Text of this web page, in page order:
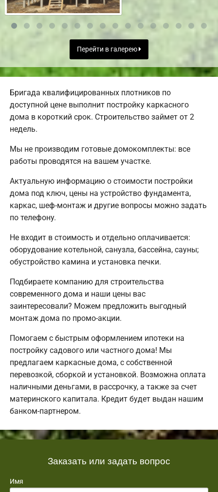
Перейти в галерею
Бригада квалифицированных плотников по
доступной цене выполнит постройку каркасного
дома в короткий срок. Строительство займет от 2
недель.
Мы не производим готовые домокомплекты: все
работы проводятся на вашем участке.
Актуальную информацию о стоимости постройки
дома под ключ, цены на устройство фундамента,
каркас, шеф-монтаж и другие вопросы можно задать
по телефону.
Не входит в стоимость и отдельно оплачивается:
оборудование котельной, санузла, бассейна, сауны;
обустройство камина и установка печки.
Подбираете компанию для строительства
современного дома и наши цены вас
заинтересовали? Можем предложить выгодный
монтаж дома по промо-акции.
Помогаем с быстрым оформлением ипотеки на
постройку садового или частного дома! Мы
предлагаем каркасные дома, с собственной
перевозкой, сборкой и установкой. Возможна оплата
наличными деньгами, в рассрочку, а также за счет
материнского капитала. Кредит будет выдан нашим
банком-партнером.
Заказать или задать вопрос
Имя